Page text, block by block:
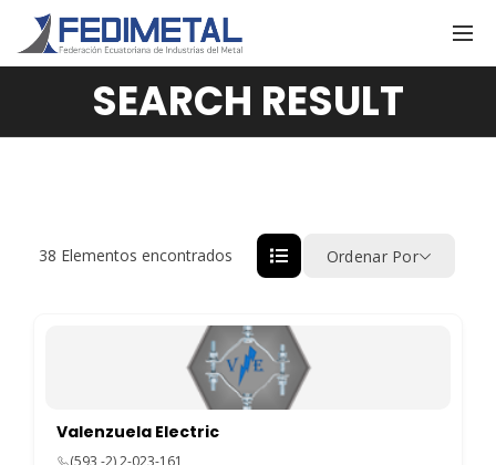
SEARCH RESULT
38 Elementos encontrados Ordenar Por
Valenzuela Electric
(593 -2) 2-023-161